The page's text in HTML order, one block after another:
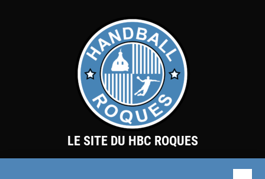
LE SITE DU HBC ROQUES